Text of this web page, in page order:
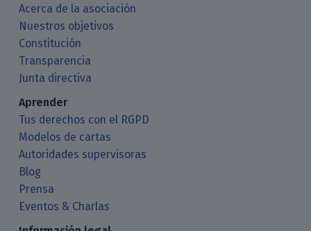
Acerca de la asociación
Nuestros objetivos
Constitución
Transparencia
Junta directiva
Aprender
Tus derechos con el RGPD
Modelos de cartas
Autoridades supervisoras
Blog
Prensa
Eventos & Charlas